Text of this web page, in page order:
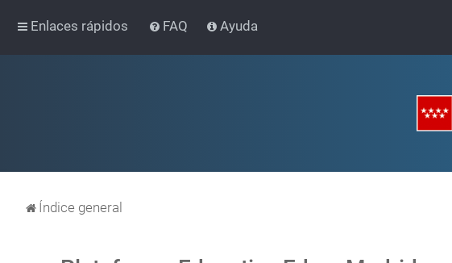
Enlaces rápidos FAQ Ayuda
Índice general